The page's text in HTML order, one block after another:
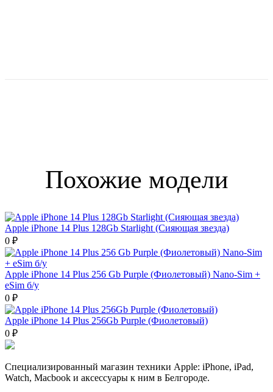
Похожие модели
Apple iPhone 14 Plus 128Gb Starlight (Сияющая звезда)
0 ₽
Apple iPhone 14 Plus 256 Gb Purple (Фиолетовый) Nano-Sim +
eSim б/у
0 ₽
Apple iPhone 14 Plus 256Gb Purple (Фиолетовый)
0 ₽
Специализированный магазин техники Apple: iPhone, iPad,
Watch, Macbook и аксессуары к ним в Белгороде.